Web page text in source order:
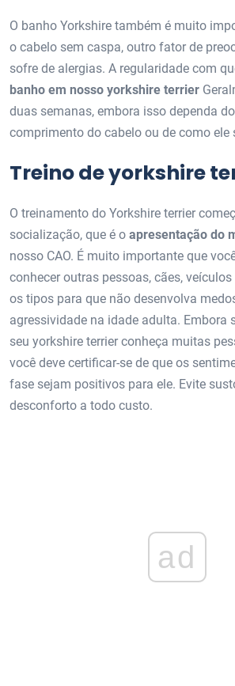
O banho Yorkshire também é muito
o cabelo sem caspa, outro fator de
sofre de alergias. A regularidade com
banho em nosso yorkshire terrier
duas semanas, embora isso dependa
comprimento do cabelo ou de como ele
Treino de yorkshire
O treinamento do Yorkshire terrier
socialização, que é o apresentação do
nosso CAO. É muito importante que
conhecer outras pessoas, cães,
os tipos para que não desenvolva
agressividade na idade adulta. Embora
seu yorkshire terrier conheça muitas
você deve certificar-se de que os
fase sejam positivos para ele. Evite
desconforto a todo custo.
ad